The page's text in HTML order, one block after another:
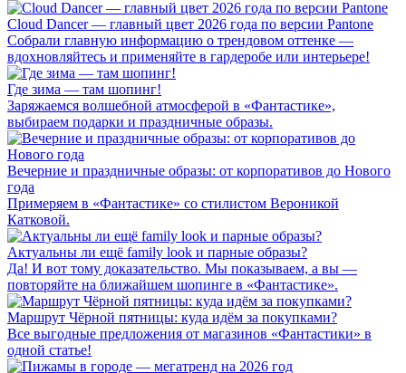
Cloud Dancer — главный цвет 2026 года по версии Pantone
Собрали главную информацию о трендовом оттенке —
вдохновляйтесь и применяйте в гардеробе или интерьере!
Где зима — там шопинг!
Заряжаемся волшебной атмосферой в «Фантастике»,
выбираем подарки и праздничные образы.
Вечерние и праздничные образы: от корпоративов до Нового
года
Примеряем в «Фантастике» со стилистом Вероникой
Катковой.
Актуальны ли ещё family look и парные образы?
Да! И вот тому доказательство. Мы показываем, а вы —
повторяйте на ближайшем шопинге в «Фантастике».
Маршрут Чёрной пятницы: куда идём за покупками?
Все выгодные предложения от магазинов «Фантастики» в
одной статье!